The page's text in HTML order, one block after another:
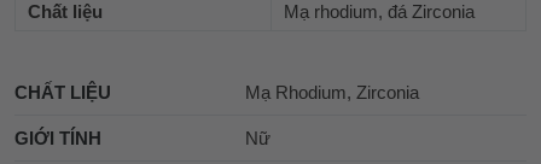
Chất liệu
Mạ rhodium, đá Zirconia
CHẤT LIỆU Mạ Rhodium, Zirconia
GIỚI TÍNH Nữ